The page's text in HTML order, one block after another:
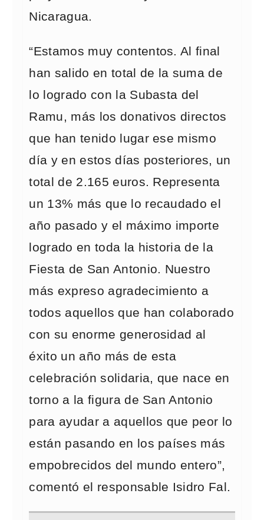
Nicaragua.
“Estamos muy contentos. Al final
han salido en total de la suma de
lo logrado con la Subasta del
Ramu, más los donativos directos
que han tenido lugar ese mismo
día y en estos días posteriores, un
total de 2.165 euros. Representa
un 13% más que lo recaudado el
año pasado y el máximo importe
logrado en toda la historia de la
Fiesta de San Antonio. Nuestro
más expreso agradecimiento a
todos aquellos que han colaborado
con su enorme generosidad al
éxito un año más de esta
celebración solidaria, que nace en
torno a la figura de San Antonio
para ayudar a aquellos que peor lo
están pasando en los países más
empobrecidos del mundo entero”,
comentó el responsable Isidro Fal.